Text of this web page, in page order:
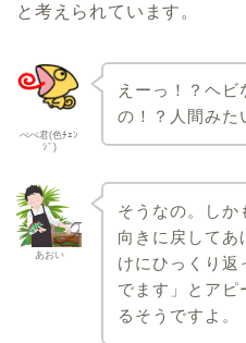
と考えられています。
ぺぺ君(色ﾁｪﾝ
ｼﾞ)
えーっ！？ヘビ
の！？人間みた
あおい
そうなの。しか
向きに戻してあ
けにひっくり返
でます」とアピ
るそうですよ。